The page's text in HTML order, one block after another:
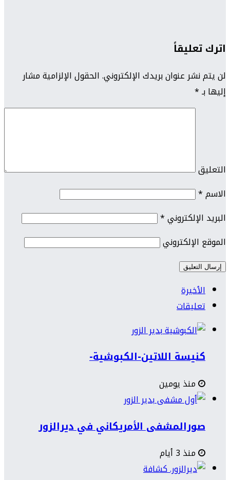
اترك تعليقاً
لن يتم نشر عنوان بريدك الإلكتروني.الحقول الإلزامية مشار
إليها بـ*
التعليق
الاسم*
البريد الإلكتروني*
الموقع الإلكتروني
الأخيرة
تعليقات
كنيسة اللاتين-الكبوشية-
منذ يومين
صورالمشفى الأمريكاني في ديرالزور
منذ 3 أيام